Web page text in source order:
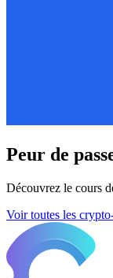
Peur de
Découvrez le cours
Voir toutes les